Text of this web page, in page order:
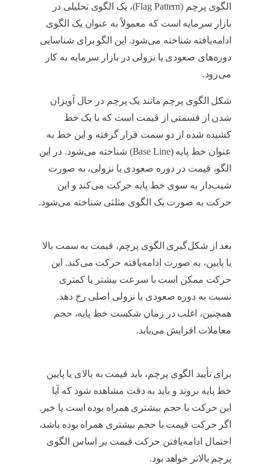
الگوی پرچم (Flag Pattern)، یک الگوی تحلیلی در
بازار سرمایه است که معمولاً به عنوان یک الگوی
ادامه‌یافته شناخته می‌شود. این الگو برای شناسایی
دوره‌های صعودی یا نزولی در بازار سرمایه به کار
می‌رود.
شکل الگوی پرچم مانند یک پرچم در حال آویزان
شدن از قسمتی از قیمت است که با یک خط
کشیده شده از دو سمت قرار گرفته و این خط به
عنوان خط پایه (Base Line) شناخته می‌شود. در این
الگو، قیمت در دوره صعودی یا نزولی، به صورت
شیب‌دار به سوی خط پایه حرکت می‌کند و این
حرکت به صورت یک الگوی مثلثی شناخته می‌شود.
بعد از شکل‌گیری الگوی پرچم، قیمت به سمت بالا
یا پایین، به صورت ادامه‌یافته حرکت می‌کند. این
حرکت ممکن است با سرعت بیشتر یا کمتری
نسبت به دوره صعودی یا نزولی اصلی رخ دهد.
همچنین، اغلب در زمان شکست خط پایه، حجم
معاملات افزایش می‌یابد.
برای تأیید الگوی پرچم، باید قیمت به بالای یا پایین
خط پایه بروند و باید به دقت مشاهده شود که آیا
این حرکت با حجم بیشتری همراه بوده است یا خیر.
اگر حرکت قیمت با حجم بیشتری همراه بوده باشد،
احتمال ادامه‌یافتن حرکت قیمت بر اساس الگوی
پرچم بالاتر خواهد بود.